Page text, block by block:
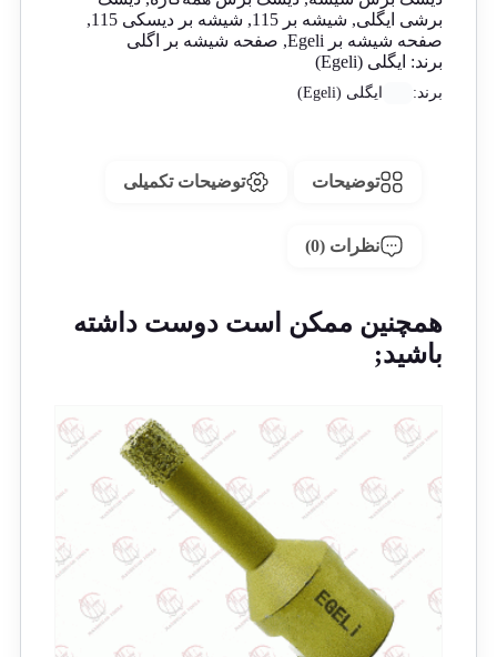
برشی ایگلی, شیشه بر 115 , شیشه بر دیسکی 115
,
صفحه شیشه بر Egeli
, صفحه شیشه بر اگلی
برند: ایگلی (Egeli)
برند: ایگلی (Egeli)
توضیحات توضیحات تکمیلی
نظرات (0)
همچنین ممکن است دوست داشته
باشید;